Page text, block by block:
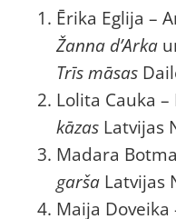
Ērika Eglija –
Žanna d’Arka
Trīs māsas
Lolita Cauka
kāzas Latvijas
Madara
garša Latvijas
Maija Doveika